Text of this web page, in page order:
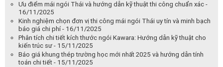
Ưu điểm mái ngói Thái và hướng dẫn kỹ thuật thi công chuẩn xác -
16/11/2025
Kinh nghiệm chọn đơn vị thi công mái ngói Thái uy tín và minh bạch
báo giá chi phí - 16/11/2025
Phân tích chi tiết kích thước ngói Kawara: Hướng dẫn kỹ thuật cho
kiến trúc sư - 15/11/2025
Báo giá khung thép trường học mới nhất 2025 và hướng dẫn tính
toán chi tiết - 15/11/2025